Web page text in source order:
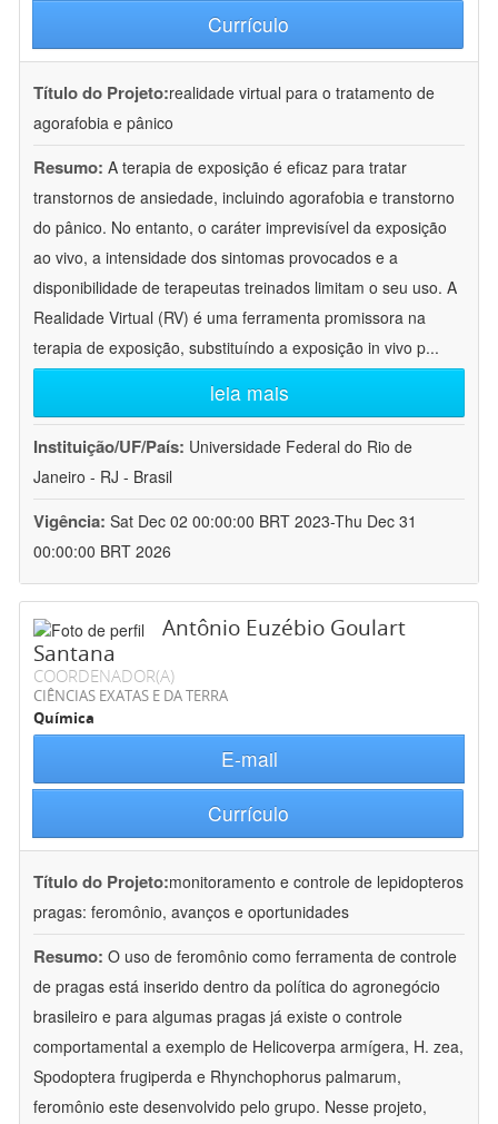
Currículo
Título do Projeto:realidade virtual para o tratamento de
agorafobia e pânico
Resumo: A terapia de exposição é eficaz para tratar
transtornos de ansiedade, incluindo agorafobia e transtorno
do pânico. No entanto, o caráter imprevisível da exposição
ao vivo, a intensidade dos sintomas provocados e a
disponibilidade de terapeutas treinados limitam o seu uso. A
Realidade Virtual (RV) é uma ferramenta promissora na
terapia de exposição, substituíndo a exposição in vivo p...
leia mais
Instituição/UF/País: Universidade Federal do Rio de
Janeiro - RJ - Brasil
Vigência: Sat Dec 02 00:00:00 BRT 2023-Thu Dec 31
00:00:00 BRT 2026
Antônio Euzébio Goulart
Santana
COORDENADOR(A)
CIÊNCIAS EXATAS E DA TERRA
Química
E-mail
Currículo
Título do Projeto:monitoramento e controle de lepidopteros
pragas: feromônio, avanços e oportunidades
Resumo: O uso de feromônio como ferramenta de controle
de pragas está inserido dentro da política do agronegócio
brasileiro e para algumas pragas já existe o controle
comportamental a exemplo de Helicoverpa armígera, H. zea,
Spodoptera frugiperda e Rhynchophorus palmarum,
feromônio este desenvolvido pelo grupo. Nesse projeto,